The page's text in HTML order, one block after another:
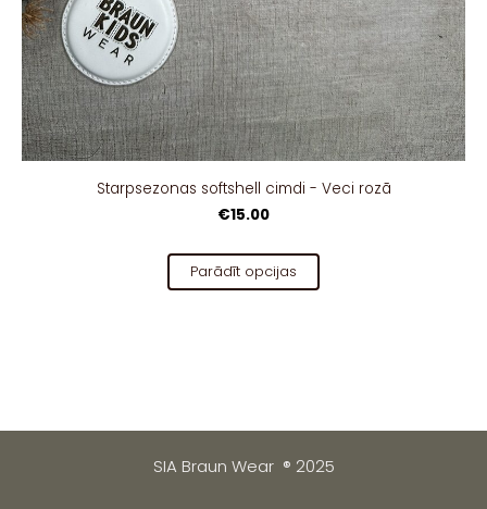
Starpsezonas softshell cimdi - Veci rozā
€15.00
Parādīt opcijas
SIA Braun Wear ® 2025